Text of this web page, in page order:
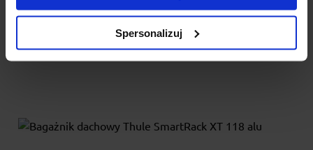
Spersonalizuj